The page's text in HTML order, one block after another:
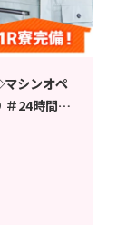
シンオペ
＃24時間食